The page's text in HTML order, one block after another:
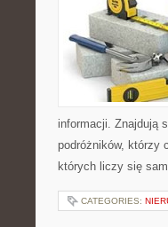
informacji. Znajdują
podróżników, którzy
których liczy się
CATEGORIES: